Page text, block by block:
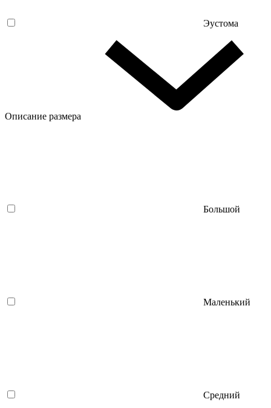
Эустома
Описание размера
Большой
Маленький
Средний